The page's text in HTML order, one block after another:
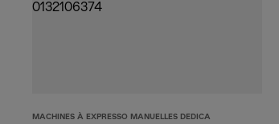
MACHINES À EXPRESSO MANUELLES DEDICA